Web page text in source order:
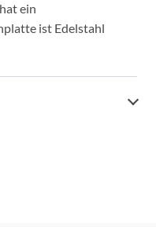
ein
ist Edelstahl